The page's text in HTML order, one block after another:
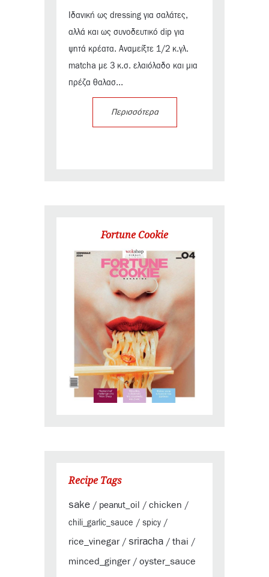
Ιδανική ως dressing για σαλάτες,
αλλά και ως συνοδευτικό dip για
ψητά κρέατα. Αναμείξτε 1/2 κ.γλ.
matcha με 3 κ.σ. ελαιόλαδο και μια
πρέζα θαλασ...
Περισσότερα
Fortune Cookie
Recipe Tags
sake / peanut_oil / chicken /
chili_garlic_sauce / spicy /
rice_vinegar/ sriracha / thai /
minced_ginger/ oyster_sauce